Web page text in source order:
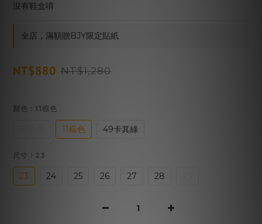
沒有鞋盒唷
全店，滿額贈BJY限定貼紙
NT$880 NT$1,280
顏色 : 11棕色
11棕色 49卡其綠
尺寸 : 23
23 24 25 26 27 28